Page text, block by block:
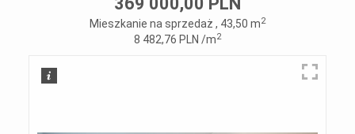
Mieszkanie na sprzedaż , 43,50 m2
8 482,76 PLN /m2